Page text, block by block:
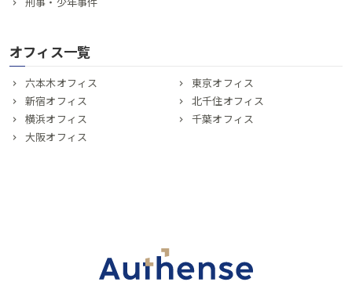
オフィス一覧
六本木オフィス
東京オフィス
新宿オフィス
北千住オフィス
横浜オフィス
千葉オフィス
大阪オフィス